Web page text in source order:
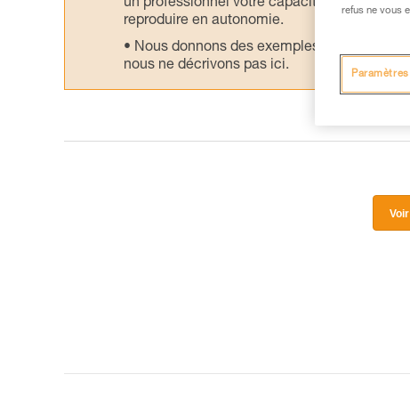
un professionnel votre capacité à refaire la
reproduire en autonomie.
Nous donnons des exemples de
nous ne décrivons pas ici.
refus ne vous